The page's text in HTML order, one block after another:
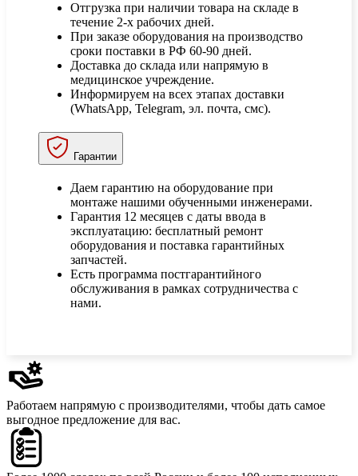
Отгрузка при наличии товара на складе в
течение 2-х рабочих дней.
При заказе оборудования на производство
сроки поставки в РФ 60-90 дней.
Доставка до склада или напрямую в
медицинское учреждение.
Информируем на всех этапах доставки
(WhatsApp, Telegram, эл. почта, смс).
Гарантии
Даем гарантию на оборудование при
монтаже нашими обученными инженерами.
Гарантия 12 месяцев с даты ввода в
эксплуатацию: бесплатный ремонт
оборудования и поставка гарантийных
запчастей.
Есть программа постгарантийного
обслуживания в рамках сотрудничества с
нами.
Работаем напрямую с производителями, чтобы дать самое
выгодное предложение для вас.